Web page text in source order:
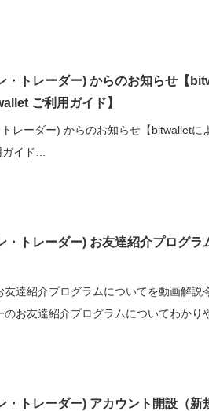
・トレーダー) からのお知らせ【
ご利用ガイド】
レーダー) からのお知らせ【bitwalletに
イド…
・トレーダー) お友達紹介プログラ
友達紹介プログラムについてを動画解説
のお友達紹介プログラムについてわかり
・トレーダー) アカウント開設（新